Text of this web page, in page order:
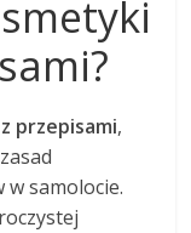
przepisami,
samolocie.